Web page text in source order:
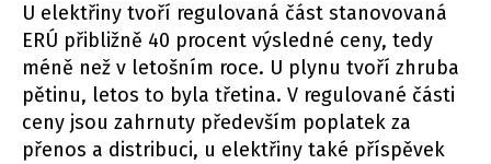
U elektřiny tvoří regulovaná část stanovovaná
ERÚ přibližně 40 procent výsledné ceny, tedy
méně než v letošním roce. U plynu tvoří zhruba
pětinu, letos to byla třetina. V regulované části
ceny jsou zahrnuty především poplatek za
přenos a distribuci, u elektřiny také příspěvek